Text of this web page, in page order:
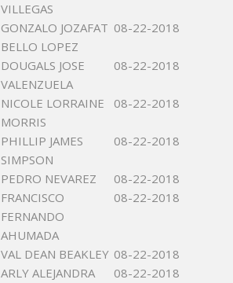
VILLEGAS
GONZALO JOZAFAT
BELLO LOPEZ
08-22-2018
DOUGALS JOSE
VALENZUELA
08-22-2018
NICOLE LORRAINE
MORRIS
08-22-2018
PHILLIP JAMES
SIMPSON
08-22-2018
PEDRO NEVAREZ
08-22-2018
FRANCISCO
FERNANDO
AHUMADA
08-22-2018
VAL DEAN BEAKLEY 08-22-2018
ARLY ALEJANDRA
08-22-2018